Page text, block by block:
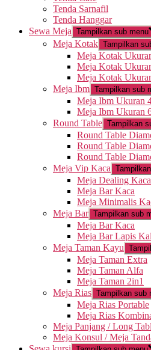
Tenda Sarnafil
Tenda Hanggar
Sewa Meja Tampilkan sub menu
Meja Kotak Tampilkan
Meja Kotak
Meja Kotak
Meja Kotak
Meja Ibm Tampilkan sub
Meja Ibm Ukuran
Meja Ibm Ukuran
Round Table Tampilkan
Round Table
Round Table
Round Table
Meja Vip Kaca
Meja Dealing Kaca
Meja Bar Kaca
Meja Minimalis
Meja Bar Tampilkan sub
Meja Bar Kaca
Meja Bar Lapis
Meja Taman Kayu
Meja Taman Extra
Meja Taman Alfa
Meja Taman 2in1
Meja Rias Tampilkan sub
Meja Rias Portable
Meja Rias
Meja Panjang / Long
Meja Konsul / Meja